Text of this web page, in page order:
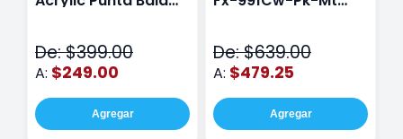
De: $399.00
A: $249.00
Agregar
De: $639.00
A: $479.25
Agregar